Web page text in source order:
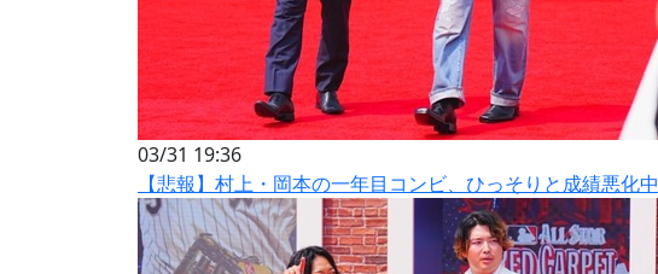
03/31 19:36
【悲報】村上・岡本の一年目コンビ、ひっそりと成績悪化中